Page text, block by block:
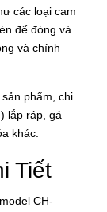
các loại cam
để đóng và
và chính
phẩm, chi
lắp ráp, gá
khác.
Tiết
CH-